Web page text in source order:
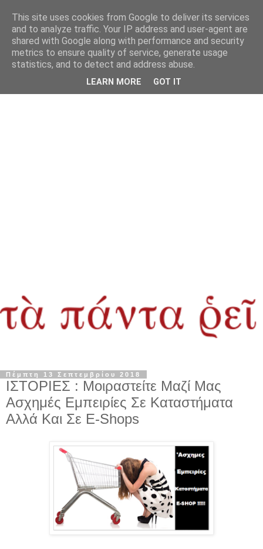
Πέμπτη 13 Σεπτεμβρίου 2018
ΙΣΤΟΡΙΕΣ : Μοιραστείτε Μαζί Μας
Ασχημές Εμπειρίες Σε Καταστήματα
Αλλά Και Σε E-Shops
This site uses cookies from Google to deliver its services
and to analyze traffic. Your IP address and user-agent are
shared with Google along with performance and security
metrics to ensure quality of service, generate usage
statistics, and to detect and address abuse.
LEARN MORE GOT IT